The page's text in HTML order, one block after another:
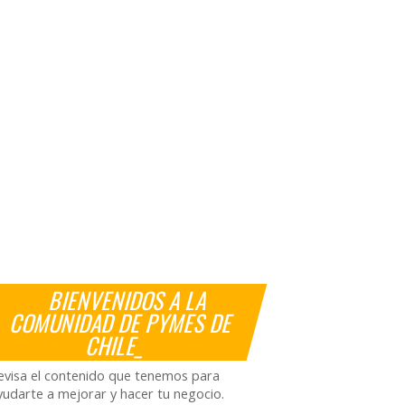
BIENVENIDOS A LA
COMUNIDAD DE PYMES DE
CHILE_
el contenido que tenemos para
a mejorar y hacer tu negocio.